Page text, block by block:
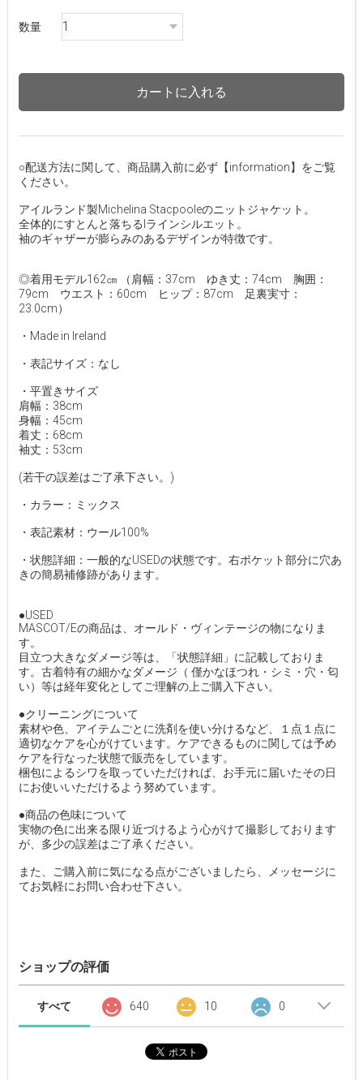
数量
カートに入れる
○配送方法に関して、商品購入前に必ず【information】をご覧
ください。
アイルランド製Michelina Stacpooleのニットジャケット。
全体的にすとんと落ちるIラインシルエット。
袖のギャザーが膨らみのあるデザインが特徴です。
◎着用モデル162㎝ （肩幅：37cm ゆき丈：74cm 胸囲：
79cm ウエスト：60cm ヒップ：87cm 足裏実寸：
23.0cm）
・Made in Ireland
・表記サイズ：なし
・平置きサイズ
肩幅：38cm
身幅：45cm
着丈：68cm
袖丈：53cm
(若干の誤差はご了承下さい。)
・カラー：ミックス
・表記素材：ウール100%
・状態詳細：一般的なUSEDの状態です。右ポケット部分に穴あ
きの簡易補修跡があります。
●USED
MASCOT/Eの商品は、オールド・ヴィンテージの物になりま
す。
目立つ大きなダメージ等は、「状態詳細」に記載しておりま
す。古着特有の細かなダメージ（ 僅かなほつれ・シミ・穴・匂
い）等は経年変化としてご理解の上ご購入下さい。
●クリーニングについて
素材や色、アイテムごとに洗剤を使い分けるなど、１点１点に
適切なケアを心がけています。ケアできるものに関しては予め
ケアを行なった状態で販売をしています。
梱包によるシワを取っていただければ、お手元に届いたその日
にお使いいただけるよう努めています。
●商品の色味について
実物の色に出来る限り近づけるよう心がけて撮影しております
が、多少の誤差はご了承ください。
また、ご購入前に気になる点がございましたら、メッセージに
てお気軽にお問い合わせ下さい。
ショップの評価
すべて 640 10 0